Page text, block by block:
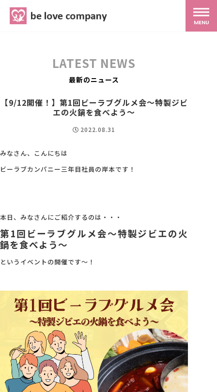
MENU
スタッフ紹介
会社概要
採用情報
お問い合わせ
LATEST NEWS
最新のニュース
【9/12開催！】第1回ビーラブグルメ会～特製ジビ
エの火鍋を食べよう～
2022.08.31
みなさん、こんにちは
ビーラブカンパニー三年目社員の岸本です！
本日、みなさんにご紹介するのは・・・
第1回ビーラブグルメ会～特製ジビエの火
鍋を食べよう～
というイベントの開催です～！